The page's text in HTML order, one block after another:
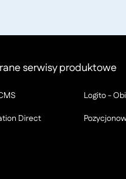
serwisy produktowe
Logito -
Direct